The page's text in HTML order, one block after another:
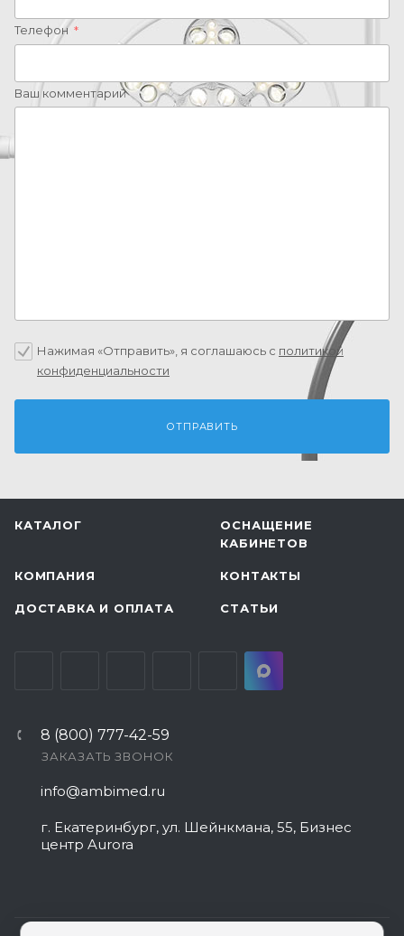
Здравствуйте! Готов помочь
Телефон *
Ваш комментарий
Нажимая «Отправить», я соглашаюсь c политикой
конфиденциальности
КАТАЛОГ
ОСНАЩЕНИЕ
КАБИНЕТОВ
КОМПАНИЯ КОНТАКТЫ
ДОСТАВКА И ОПЛАТА СТАТЬИ
8 (800) 777-42-59
ЗАКАЗАТЬ ЗВОНОК
info@ambimed.ru
г. Екатеринбург, ул. Шейнкмана, 55, Бизнес
центр Aurora